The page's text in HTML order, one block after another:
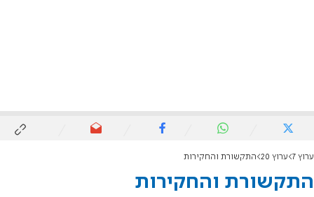
ערוץ 7 ערוץ 20 התקשורת והחקירות
התקשורת והחקירות